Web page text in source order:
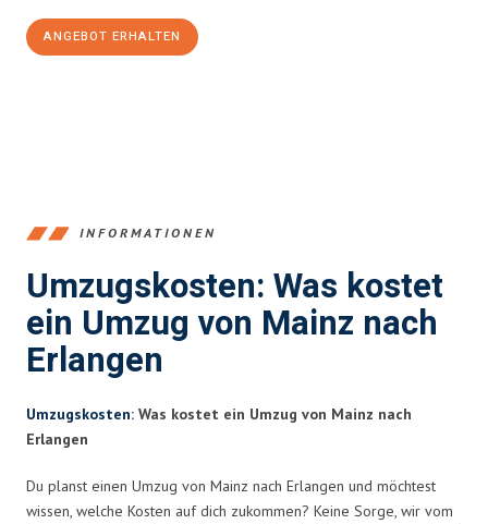
ANGEBOT ERHALTEN
INFORMATIONEN
Umzugskosten: Was kostet
ein Umzug von Mainz nach
Erlangen
Umzugskosten: Was kostet ein Umzug von Mainz nach
Erlangen
Du planst einen Umzug von Mainz nach Erlangen und möchtest
wissen, welche Kosten auf dich zukommen? Keine Sorge, wir vom